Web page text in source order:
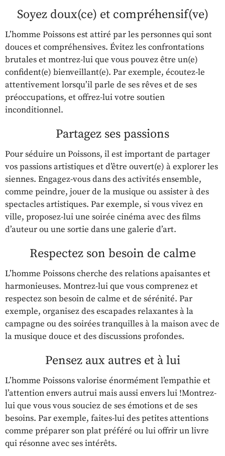
Soyez doux(ce) et compréhensif(ve)
L’homme Poissons est attiré par les personnes qui sont
douces et compréhensives. Évitez les confrontations
brutales et montrez-lui que vous pouvez être un(e)
confident(e) bienveillant(e). Par exemple, écoutez-le
attentivement lorsqu’il parle de ses rêves et de ses
préoccupations, et offrez-lui votre soutien
inconditionnel.
Partagez ses passions
Pour séduire un Poissons, il est important de partager
vos passions artistiques et d’être ouvert(e) à explorer les
siennes. Engagez-vous dans des activités ensemble,
comme peindre, jouer de la musique ou assister à des
spectacles artistiques. Par exemple, si vous vivez en
ville, proposez-lui une soirée cinéma avec des films
d’auteur ou une sortie dans une galerie d’art.
Respectez son besoin de calme
L’homme Poissons cherche des relations apaisantes et
harmonieuses. Montrez-lui que vous comprenez et
respectez son besoin de calme et de sérénité. Par
exemple, organisez des escapades relaxantes à la
campagne ou des soirées tranquilles à la maison avec de
la musique douce et des discussions profondes.
Pensez aux autres et à lui
L’homme Poissons valorise énormément l’empathie et
l’attention envers autrui mais aussi envers lui !Montrez-
lui que vous vous souciez de ses émotions et de ses
besoins. Par exemple, faites-lui des petites attentions
comme préparer son plat préféré ou lui offrir un livre
qui résonne avec ses intérêts.